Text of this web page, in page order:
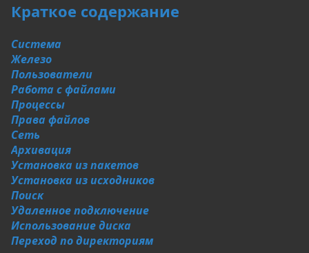
Краткое содержание
Система
Железо
Пользователи
Работа с файлами
Процессы
Права файлов
Сеть
Архивация
Установка из пакетов
Установка из исходников
Поиск
Удаленное подключение
Использование диска
Переход по директориям